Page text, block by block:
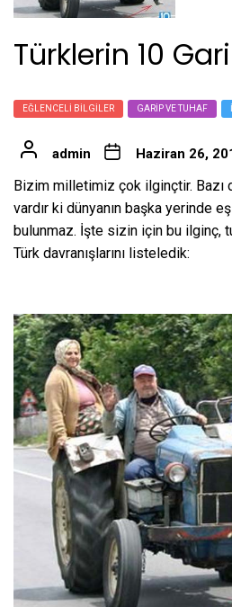
Türklerin 10
EĞLENCELI BILGILER GARIP VE TUHAF
admin Haziran 26,
Bizim milletimiz çok ilginçtir. Bazı
vardır ki dünyanın başka yerinde
bulunmaz. İşte sizin için bu ilginç,
Türk davranışlarını listeledik: